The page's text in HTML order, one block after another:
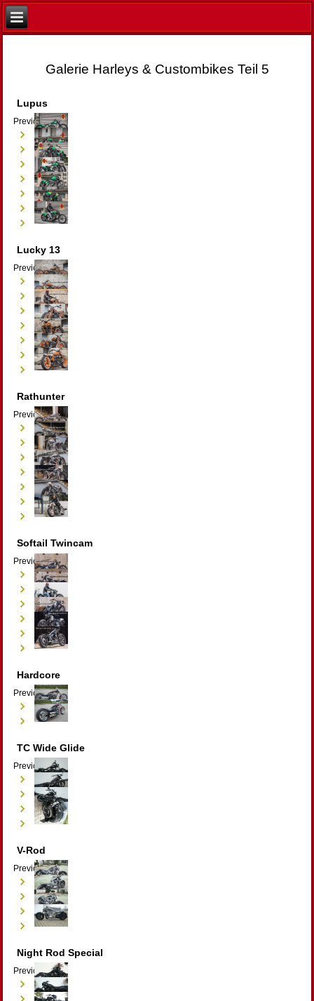
Galerie Harleys & Custombikes Teil 5
Lupus
Previous Next
Lucky 13
Previous Next
Rathunter
Previous Next
Softail Twincam
Previous Next
Hardcore
Previous Next
TC Wide Glide
Previous Next
V-Rod
Previous Next
Night Rod Special
Previous Next